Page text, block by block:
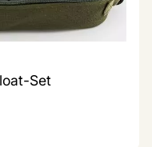
Set